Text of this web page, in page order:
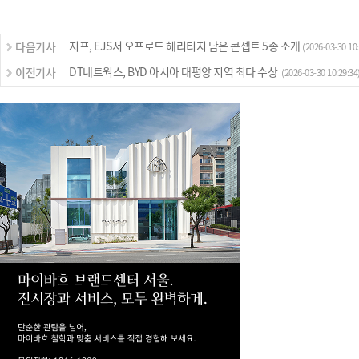
다음기사 지프, EJS서 오프로드 헤리티지 담은 콘셉트 5종 소개 (2026-03-30
이전기사 DT네트웍스, BYD 아시아 태평양 지역 최다 수상 (2026-03-30 10:29:34)